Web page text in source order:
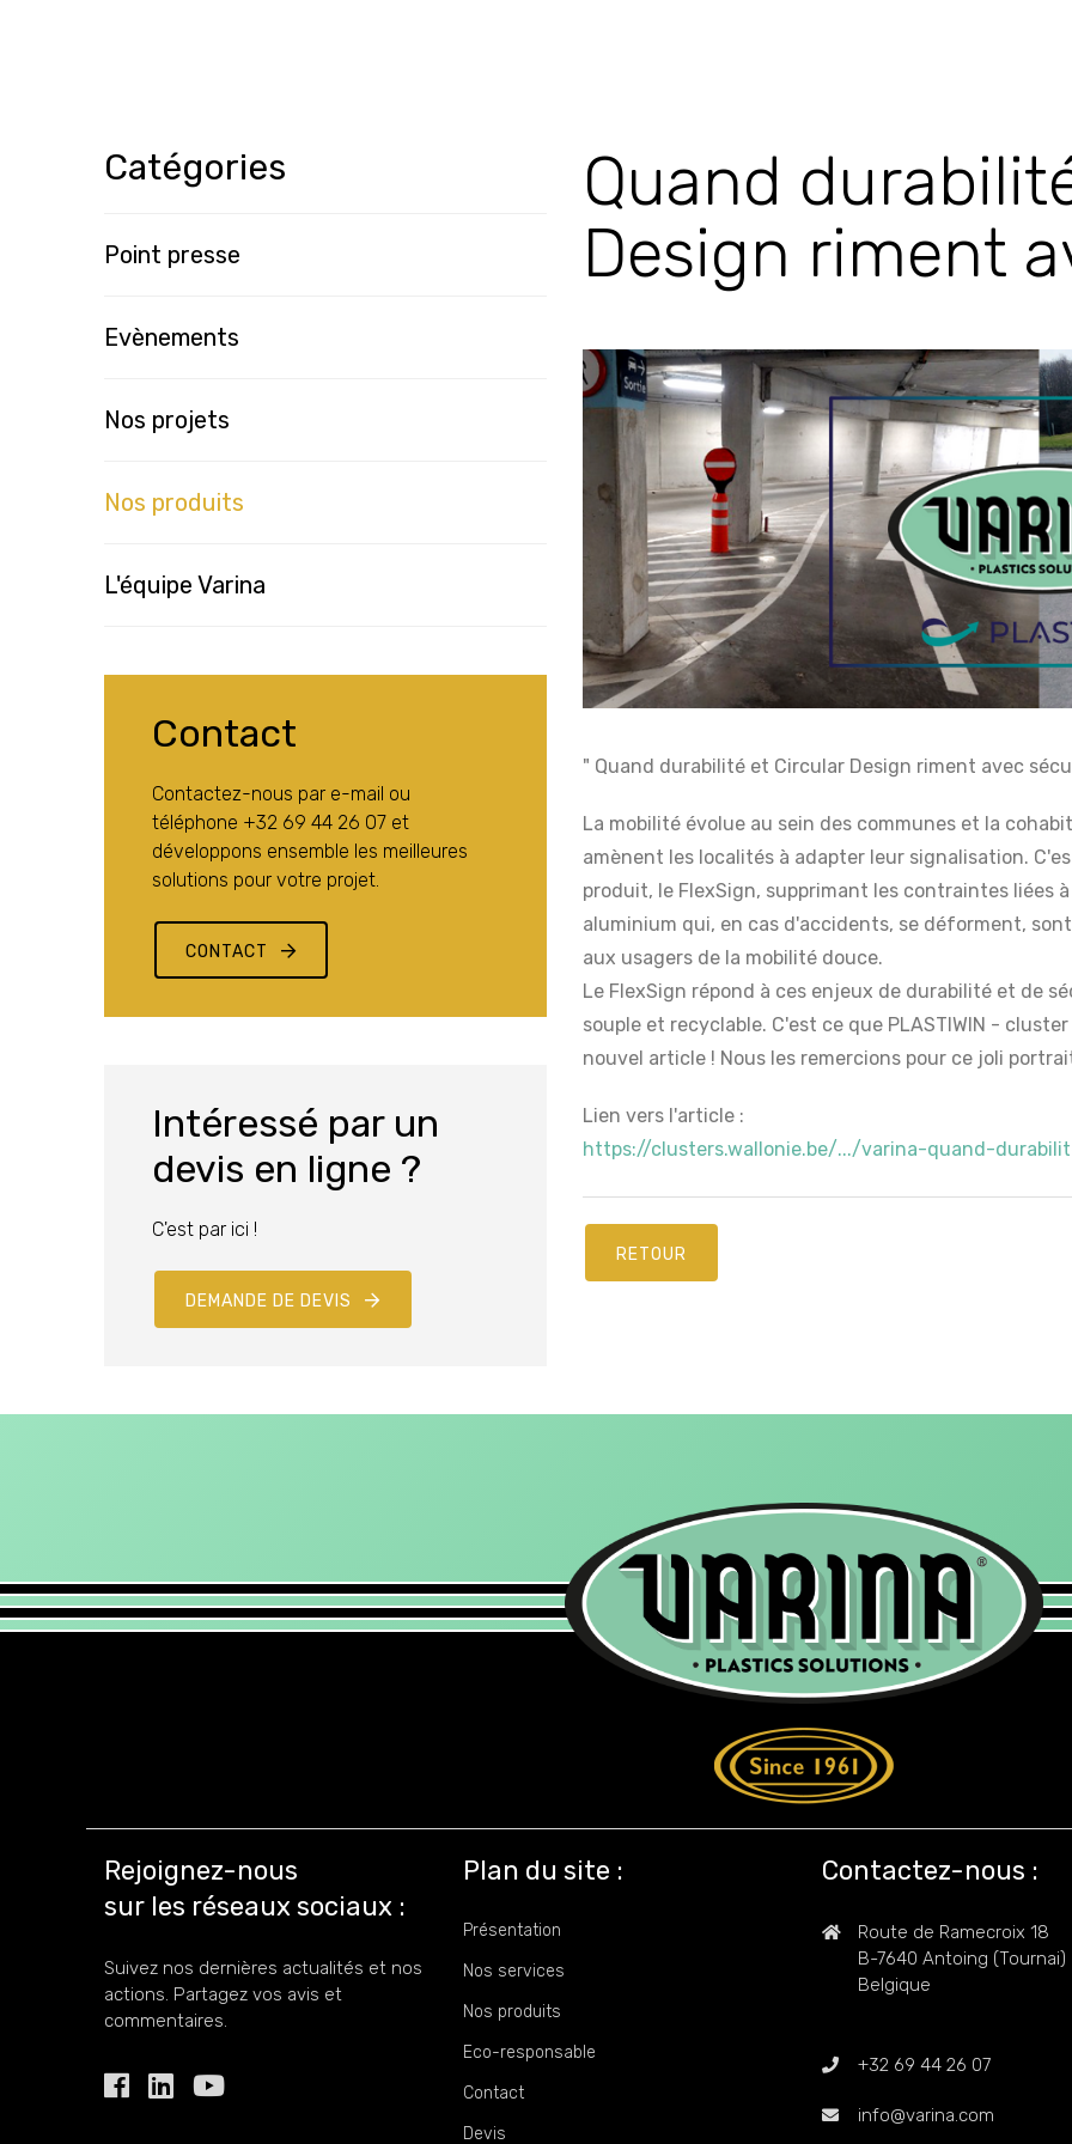
Catégories
Point presse
Evènements
Nos projets
Nos produits
L'équipe Varina
Contact
Contactez-nous par e-mail ou
téléphone +32 69 44 26 07 et
développons ensemble les meilleures
solutions pour votre projet.
CONTACT
Intéressé par un
devis en ligne ?
C'est par ici !
DEMANDE DE DEVIS
Quand
Design riment
" Quand durabilité et Circular Design riment avec
La mobilité évolue au sein des communes et la
amènent les localités à adapter leur signalisation.
produit, le FlexSign, supprimant les contraintes
aluminium qui, en cas d'accidents, se déforment,
aux usagers de la mobilité douce.
Le FlexSign répond à ces enjeux de durabilité et de
souple et recyclable. C'est ce que PLASTIWIN -
nouvel article ! Nous les remercions pour ce joli
Lien vers l'article :
https://clusters.wallonie.be/.../varina-quand-
RETOUR
Rejoignez-nous
sur les réseaux sociaux :
Suivez nos dernières actualités et nos
actions. Partagez vos avis et
commentaires.
Plan du site :
Présentation
Nos services
Nos produits
Eco-responsable
Contact
Devis
Contactez-nous :
Route de Ramecroix 18
B-7640 Antoing (Tournai)
Belgique
+32 69 44 26 07
info@varina.com